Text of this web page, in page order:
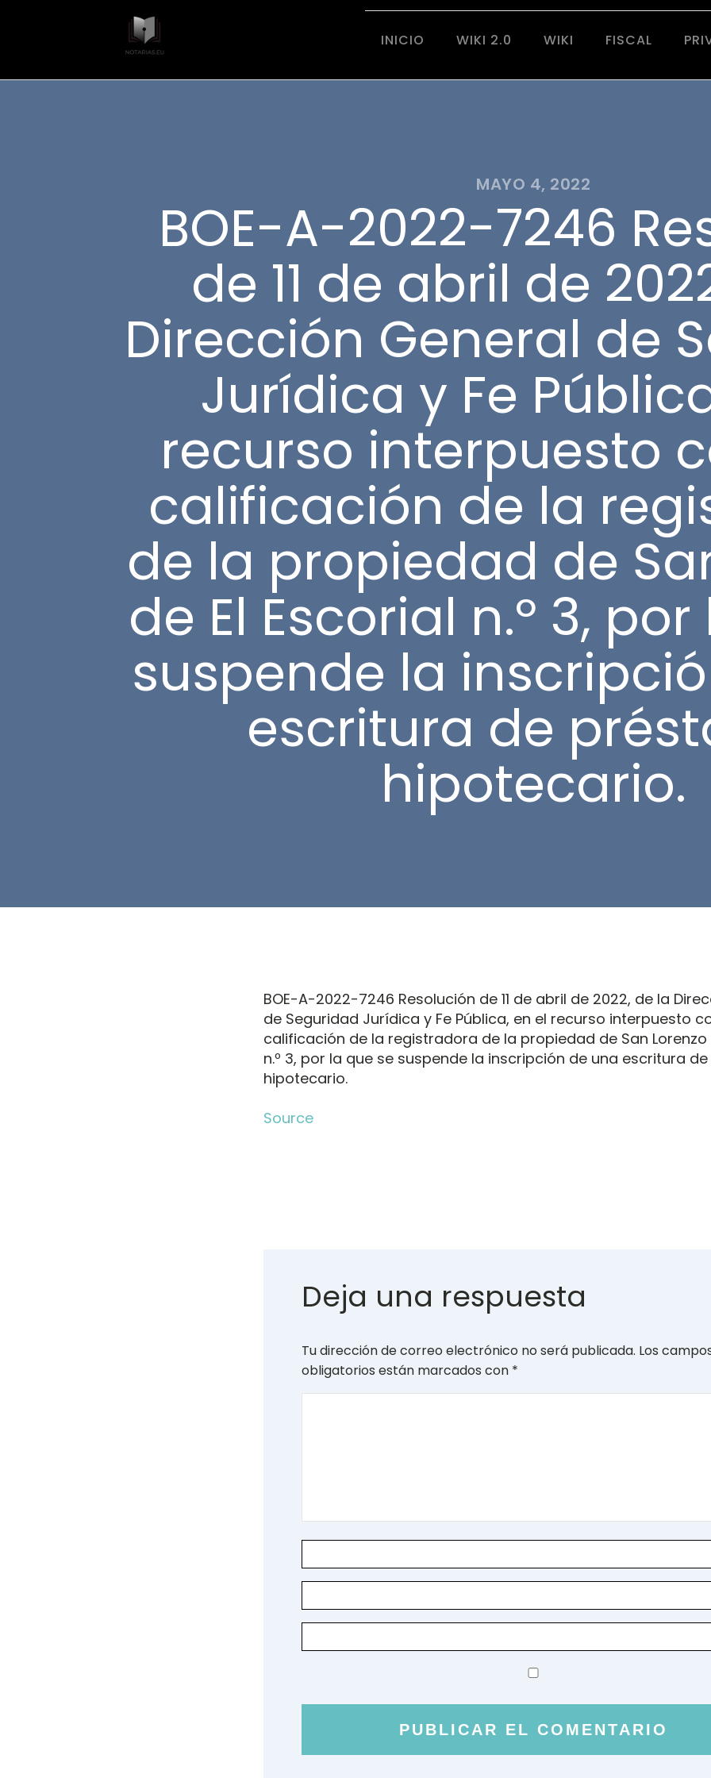
INICIO WIKI 2.0 WIKI FISCAL
MAYO 4, 2022
BOE-A-2022-7246
de 11 de abril de
Dirección General de
Jurídica y Fe
recurso interpuesto
calificación de la
de la propiedad de
de El Escorial n.º 3,
suspende la
escritura de
hipotecario.
BOE-A-2022-7246 Resolución de 11 de abril de 2022, de la
de Seguridad Jurídica y Fe Pública, en el recurso interpuesto
calificación de la registradora de la propiedad de San Lorenzo
n.º 3, por la que se suspende la inscripción de una escritura
hipotecario.
Source
Deja una respuesta
Tu dirección de correo electrónico no será publicada. Los
obligatorios están marcados con *